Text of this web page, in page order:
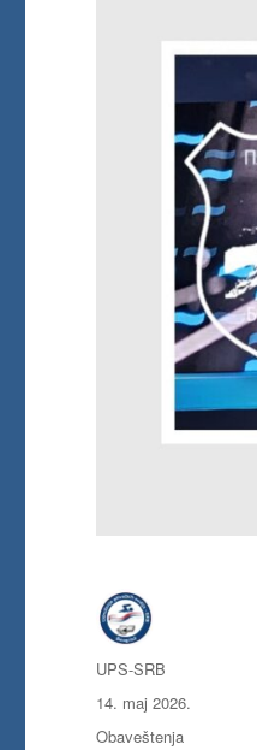
Autor
UPS-SRB
Objavljeno
14. maj 2026.
Kategorije
Obaveštenja